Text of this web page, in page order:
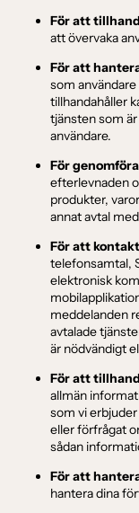
För att
att övervaka
För att
som
tillhandahåller
tjänsten som
användare.
För
efterlevnaden
produkter,
annat avtal
För att
telefonsamtal,
elektronisk
meddelanden
avtalade
är nödvändigt
För att
allmän
som vi
eller förfrågat
sådan
För att
hantera dina